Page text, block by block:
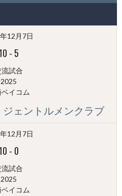
12月7日
- 5
流試合
2025
ベイコム
ジェントルメンクラブ
12月7日
- 0
流試合
2025
ベイコム